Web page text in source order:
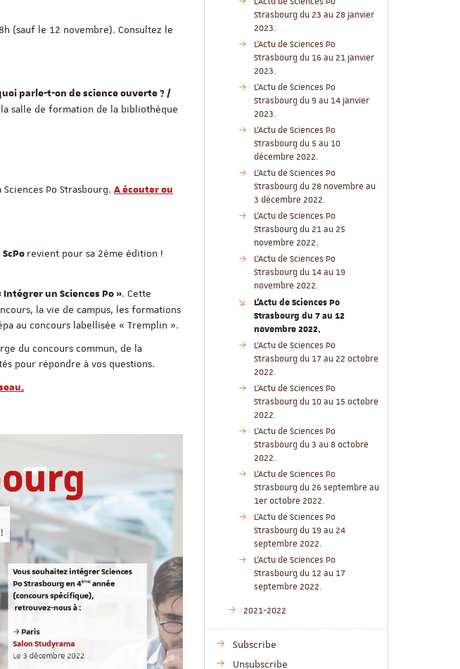
(sauf le 12 novembre). Consultez le
parle-t-on de science ouverte ? /
la salle de formation de la bibliothèque
Po Strasbourg. A écouter ou
revient pour sa 2ème édition !
Intégrer un Sciences Po ». Cette
la vie de campus, les formations
au concours labellisée « Tremplin ».
du concours commun, de la
pour répondre à vos questions.
Strasbourg du 23 au 28 janvier
2023.
L'Actu de Sciences Po
Strasbourg du 16 au 21 janvier
2023.
L'Actu de Sciences Po
Strasbourg du 9 au 14 janvier
2023.
L'Actu de Sciences Po
Strasbourg du 5 au 10
décembre 2022.
L'Actu de Sciences Po
Strasbourg du 28 novembre au
3 décembre 2022.
L'Actu de Sciences Po
Strasbourg du 21 au 25
novembre 2022.
L'Actu de Sciences Po
Strasbourg du 14 au 19
novembre 2022.
L'Actu de Sciences Po
Strasbourg du 7 au 12
novembre 2022.
L'Actu de Sciences Po
Strasbourg du 17 au 22 octobre
2022.
L'Actu de Sciences Po
Strasbourg du 10 au 15 octobre
2022.
L'Actu de Sciences Po
Strasbourg du 3 au 8 octobre
2022.
L'Actu de Sciences Po
Strasbourg du 26 septembre au
1er octobre 2022.
L'Actu de Sciences Po
Strasbourg du 19 au 24
septembre 2022.
L'Actu de Sciences Po
Strasbourg du 12 au 17
septembre 2022.
2021-2022
Subscribe
Unsubscribe